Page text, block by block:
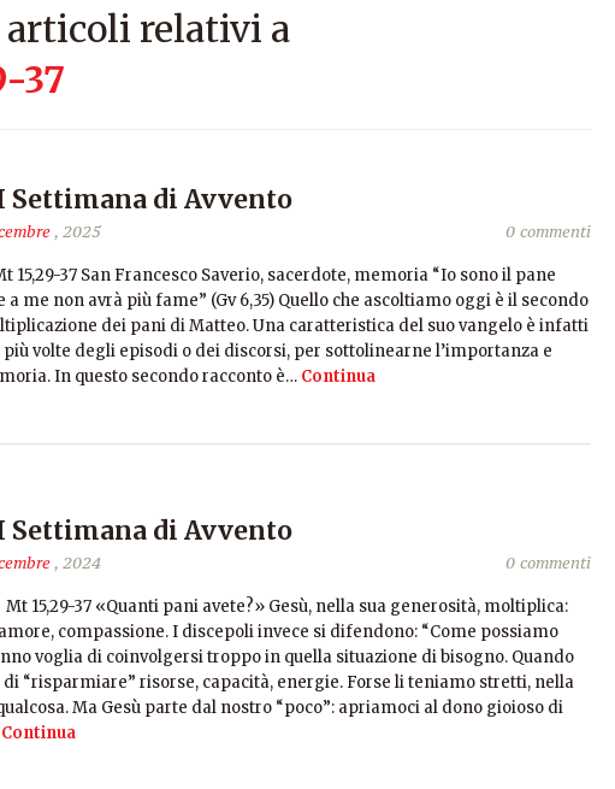
relativi a
37
Settimana di Avvento
, 2025 0 commenti
15,29-37 San Francesco Saverio, sacerdote, memoria “Io sono il pane
a me non avrà più fame” (Gv 6,35) Quello che ascoltiamo oggi è il secondo
dei pani di Matteo. Una caratteristica del suo vangelo è infatti
volte degli episodi o dei discorsi, per sottolinearne l’importanza e
In questo secondo racconto è… Continua
Settimana di Avvento
, 2024 0 commenti
15,29-37 «Quanti pani avete?» Gesù, nella sua generosità, moltiplica:
compassione. I discepoli invece si difendono: “Come possiamo
voglia di coinvolgersi troppo in quella situazione di bisogno. Quando
di “risparmiare” risorse, capacità, energie. Forse li teniamo stretti, nella
Ma Gesù parte dal nostro “poco”: apriamoci al dono gioioso di
Continua